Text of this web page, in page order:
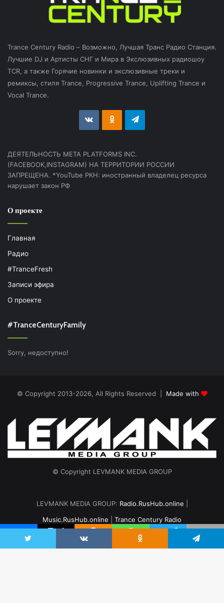
Trance Century Radio – Возможно, Лучшая Транс Радио Станция.
Лучшие DJ и Артисты СНГ и Мира в Экслюзивных радиошоу
TCR, а также Горячие новинки и экслюзивные треки и
ремиксы, стиля Trance, Progressive Trance, Uplifting Trance и
Vocal Trance.
vk.com Odnoklassniki
Telegram
ДЕЯТЕЛЬНОСТЬ МЕТА PLATFORMS INC.
(FACEBOOK,INSTAGRAM) НА ТЕРРИТОРИИ РОССИИ
ЗАПРЕЩЕНА. *YouTube РКН: иностранный владелец ресурса
нарушает закон РФ
О проекте
Главная
Радио
#TranceFresh
Записи эфира
О проекте
#TranceCenturyFamily
Sorry, недоступно!
© Copyright 2013-2026, All Rights Reserved | Made with
© Copyright LEVMANK MEDIA GROUP
LEVMANK MEDIA GROUP: Radio.RusHub.online
Music.RusHub.online
Trance Century Radio
Главная
#TranceFresh Записи эфира
О проекте
Twitter VKontakte Odnoklassniki Telegram